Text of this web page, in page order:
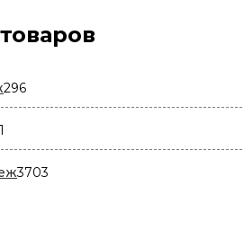
296296
товаров
товар
3703